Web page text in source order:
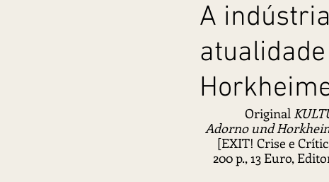
A
Original
Adorno und
[EXIT! Crise e
200 p., 13 Euro,